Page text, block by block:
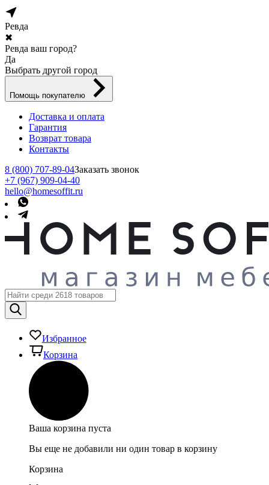
Ревда
✖
Ревда ваш город?
Да
Выбрать другой город
Помощь покупателю
Доставка и оплата
Гарантия
Возврат товара
Контакты
8 (800) 707-89-04Заказать звонок
+7 (967) 909-04-40
hello@homesoffit.ru
Избранное
Корзина
Ваша корзина пуста
Вы еще не добавили ни один товар в корзину
Корзина